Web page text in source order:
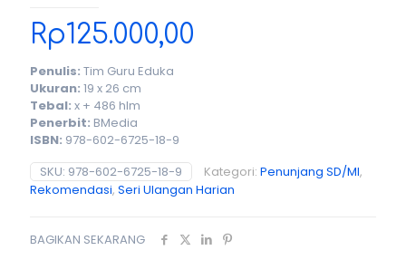
Rp125.000,00
Penulis: Tim Guru Eduka
Ukuran: 19 x 26 cm
Tebal: x + 486 hlm
Penerbit: BMedia
ISBN: 978-602-6725-18-9
SKU: 978-602-6725-18-9 Kategori: Penunjang SD/MI,
Rekomendasi, Seri Ulangan Harian
BAGIKAN SEKARANG